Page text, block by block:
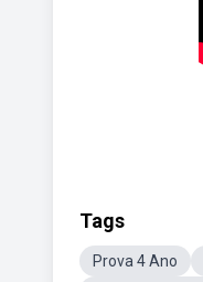
Tags
Prova 4 Ano